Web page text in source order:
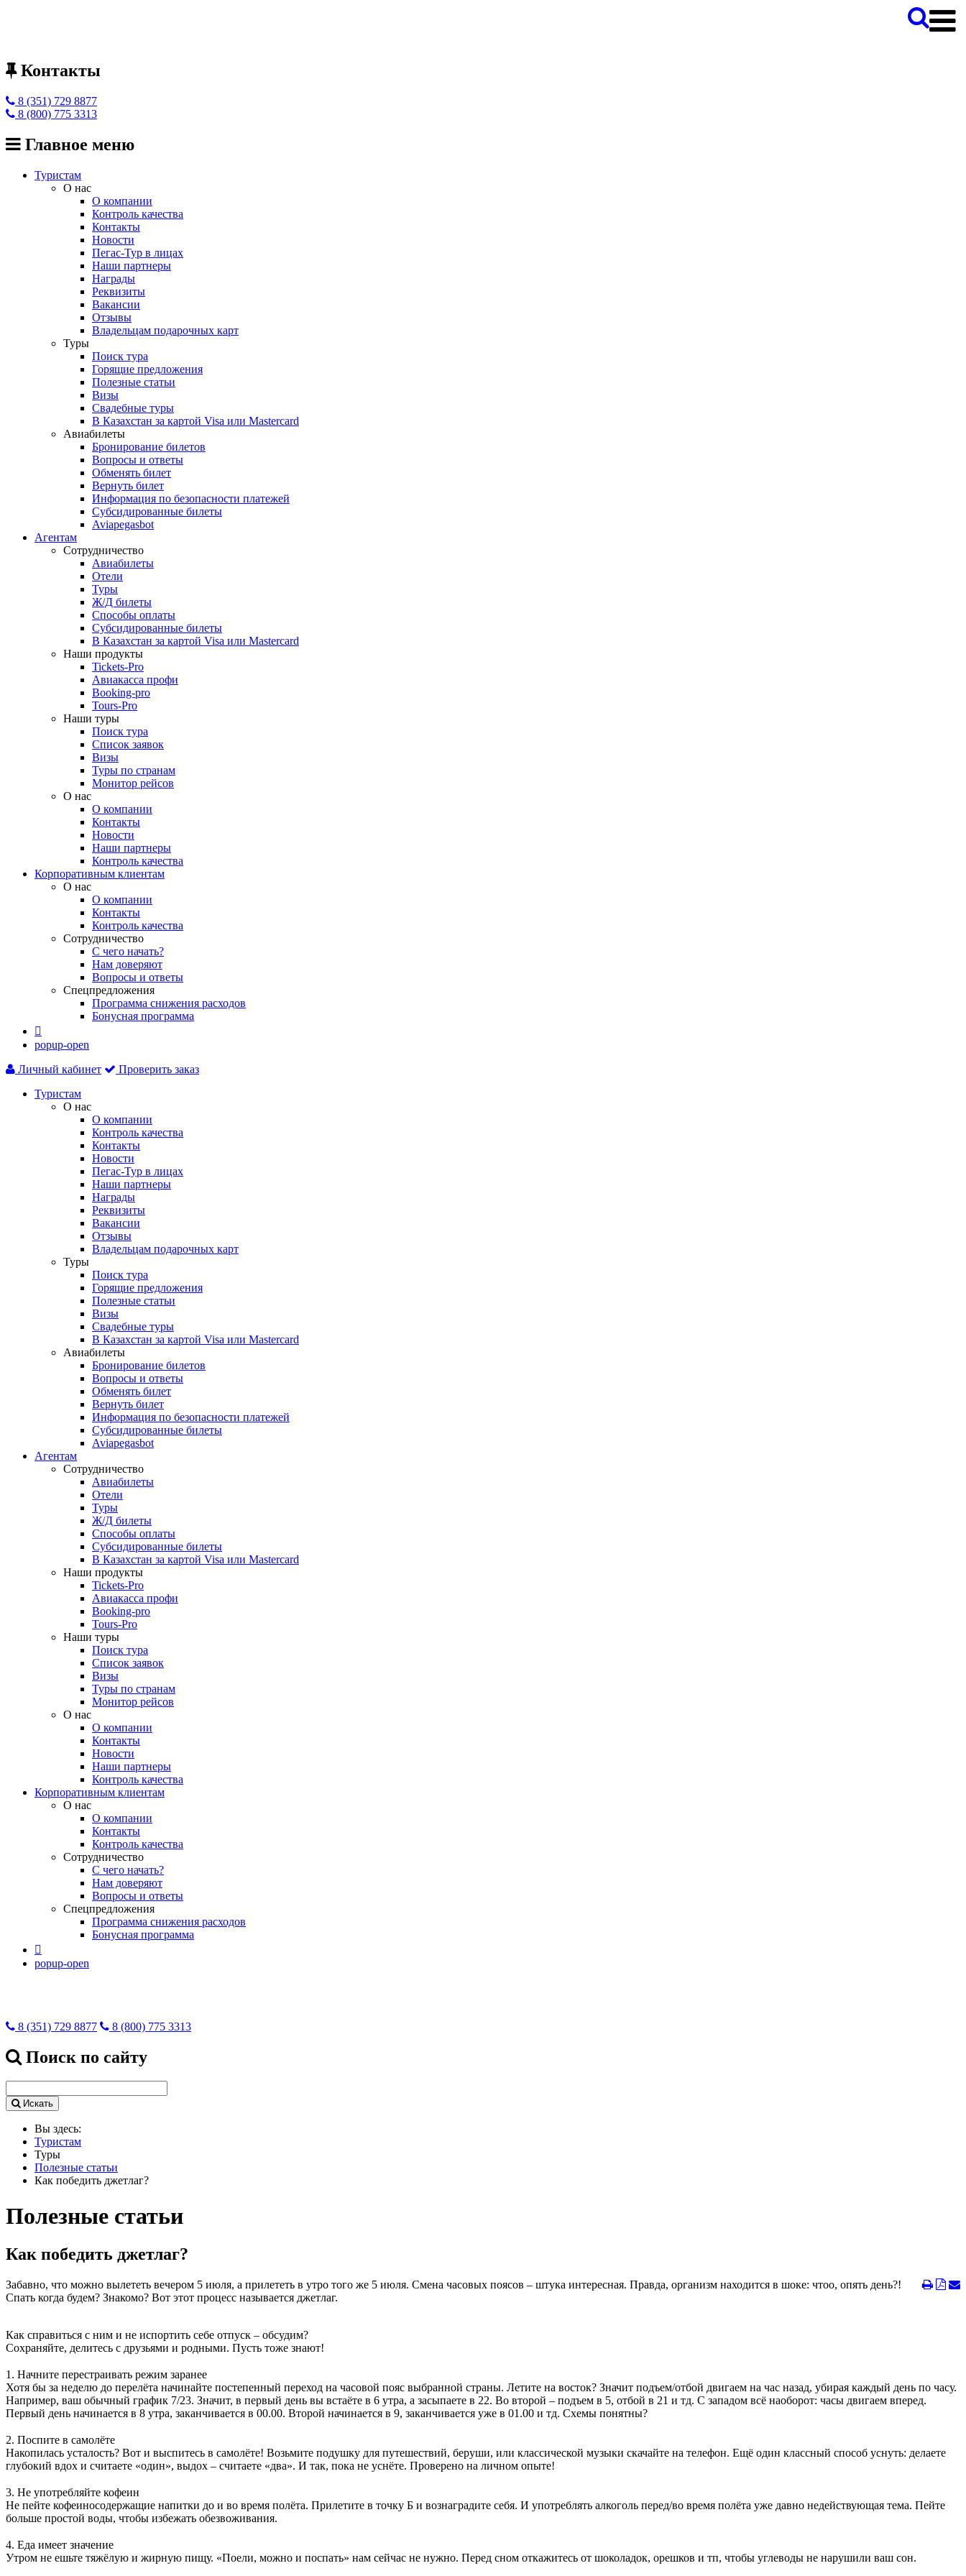
Контакты
8 (351) 729 8877
8 (800) 775 3313
Главное меню
Туристам
О нас
О компании
Контроль качества
Контакты
Новости
Пегас-Тур в лицах
Наши партнеры
Награды
Реквизиты
Вакансии
Отзывы
Владельцам подарочных карт
Туры
Поиск тура
Горящие предложения
Полезные статьи
Визы
Свадебные туры
В Казахстан за картой Visa или Masterсard
Авиабилеты
Бронирование билетов
Вопросы и ответы
Обменять билет
Вернуть билет
Информация по безопасности платежей
Субсидированные билеты
Aviapegasbot
Агентам
Сотрудничество
Авиабилеты
Отели
Туры
Ж/Д билеты
Способы оплаты
Субсидированные билеты
В Казахстан за картой Visa или Masterсard
Наши продукты
Tickets-Pro
Авиакасса профи
Booking-pro
Tours-Pro
Наши туры
Поиск тура
Список заявок
Визы
Туры по странам
Монитор рейсов
О нас
О компании
Контакты
Новости
Наши партнеры
Контроль качества
Корпоративным клиентам
О нас
О компании
Контакты
Контроль качества
Сотрудничество
С чего начать?
Нам доверяют
Вопросы и ответы
Спецпредложения
Программа снижения расходов
Бонусная программа

popup-open
Личный кабинет
Проверить заказ
Туристам
О нас
О компании
Контроль качества
Контакты
Новости
Пегас-Тур в лицах
Наши партнеры
Награды
Реквизиты
Вакансии
Отзывы
Владельцам подарочных карт
Туры
Поиск тура
Горящие предложения
Полезные статьи
Визы
Свадебные туры
В Казахстан за картой Visa или Masterсard
Авиабилеты
Бронирование билетов
Вопросы и ответы
Обменять билет
Вернуть билет
Информация по безопасности платежей
Субсидированные билеты
Aviapegasbot
Агентам
Сотрудничество
Авиабилеты
Отели
Туры
Ж/Д билеты
Способы оплаты
Субсидированные билеты
В Казахстан за картой Visa или Masterсard
Наши продукты
Tickets-Pro
Авиакасса профи
Booking-pro
Tours-Pro
Наши туры
Поиск тура
Список заявок
Визы
Туры по странам
Монитор рейсов
О нас
О компании
Контакты
Новости
Наши партнеры
Контроль качества
Корпоративным клиентам
О нас
О компании
Контакты
Контроль качества
Сотрудничество
С чего начать?
Нам доверяют
Вопросы и ответы
Спецпредложения
Программа снижения расходов
Бонусная программа

popup-open
8 (351) 729 8877 8 (800) 775 3313
Поиск по сайту
Искать
Вы здесь:
Туристам
Туры
Полезные статьи
Как победить джетлаг?
Полезные статьи
Как победить джетлаг?
Забавно, что можно вылететь вечером 5 июля, а прилететь в утро того же 5 июля. Смена часовых поясов – штука интересная. Правда, организм находится в шоке: чтоо, опять день?!
Спать когда будем? Знакомо? Вот этот процесс называется джетлаг.
Как справиться с ним и не испортить себе отпуск – обсудим?
Сохраняйте, делитесь с друзьями и родными. Пусть тоже знают!
1. Начните перестраивать режим заранее
Хотя бы за неделю до перелёта начинайте постепенный переход на часовой пояс выбранной страны. Летите на восток? Значит подъем/отбой двигаем на час назад, убирая каждый день по часу.
Например, ваш обычный график 7/23. Значит, в первый день вы встаёте в 6 утра, а засыпаете в 22. Во второй – подъем в 5, отбой в 21 и тд. С западом всё наоборот: часы двигаем вперед.
Первый день начинается в 8 утра, заканчивается в 00.00. Второй начинается в 9, заканчивается уже в 01.00 и тд. Схемы понятны?
2. Поспите в самолёте
Накопилась усталость? Вот и выспитесь в самолёте! Возьмите подушку для путешествий, беруши, или классической музыки скачайте на телефон. Ещё один классный способ уснуть: делаете
глубокий вдох и считаете «один», выдох – считаете «два». И так, пока не уснёте. Проверено на личном опыте!
3. Не употребляйте кофеин
Не пейте кофеиносодержащие напитки до и во время полёта. Прилетите в точку Б и вознаградите себя. И употреблять алкоголь перед/во время полёта уже давно недействующая тема. Пейте
больше простой воды, чтобы избежать обезвоживания.
4. Еда имеет значение
Утром не ешьте тяжёлую и жирную пищу. «Поели, можно и поспать» нам сейчас не нужно. Перед сном откажитесь от шоколадок, орешков и тп, чтобы углеводы не нарушили ваш сон.